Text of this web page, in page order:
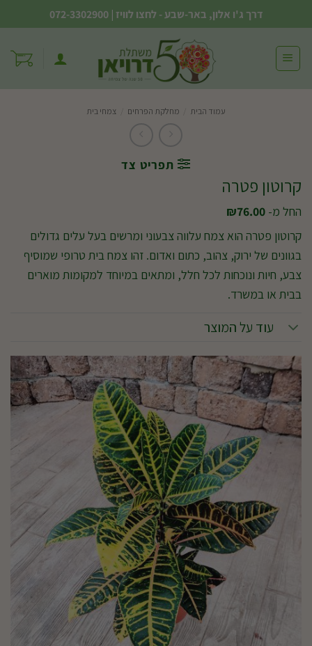
to
content
דרך ג'ו אלון, באר-שבע - לחצו לוויז |
072-3302900
עמוד הבית מחלקת הפרחים צמחי בית
תפריט צד
קרוטון פטרה
החל מ- ₪76.00
קרוטון פטרה הוא צמח עלווה צבעוני ומרשים בעל עלים גדולים
בגוונים של ירוק, צהוב, כתום ואדום. זהו צמח בית טרופי שמוסיף
צבע, חיות ונוכחות לכל חלל, ומתאים במיוחד למקומות מוארים
בבית או במשרד.
עוד על המוצר